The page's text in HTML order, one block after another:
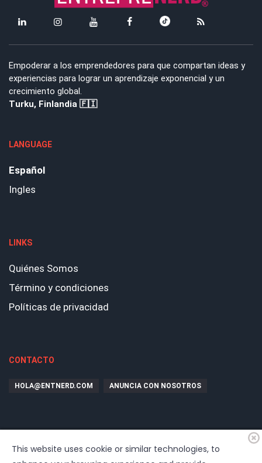
Empoderar a los emprendedores para que compartan ideas y
experiencias para lograr un aprendizaje exponencial y un
crecimiento global.
Turku, Finlandia 🇫🇮
LANGUAGE
Español
Ingles
LINKS
Quiénes Somos
Término y condiciones
Políticas de privacidad
CONTACTO
HOLA@ENTNERD.COM ANUNCIA CON NOSOTROS
This website uses cookie or similar technologies, to